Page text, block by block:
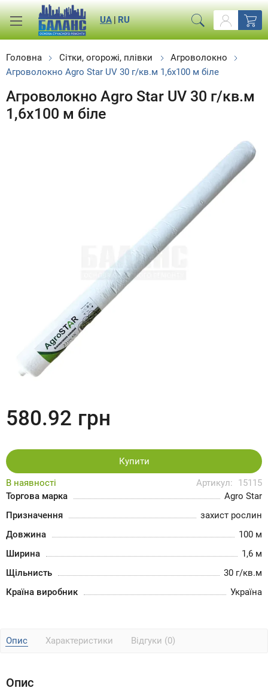
RU
|
UA
Головна Сітки, огорожі, плівки
Агроволокно
Агроволокно Agro Star UV 30 г/кв.м 1,6х100 м біле
Агроволокно Agro Star UV 30 г/кв.м
1,6х100 м біле
В наявності Артикул:
15115
Торгова марка
Agro Star
Призначення
захист рослин
Довжина
100 м
Ширина
1,6 м
Щільнисть
30 г/кв.м
Країна виробник
Україна
580.92 грн
Купити
Опис Характеристики Відгуки (0)
Опис